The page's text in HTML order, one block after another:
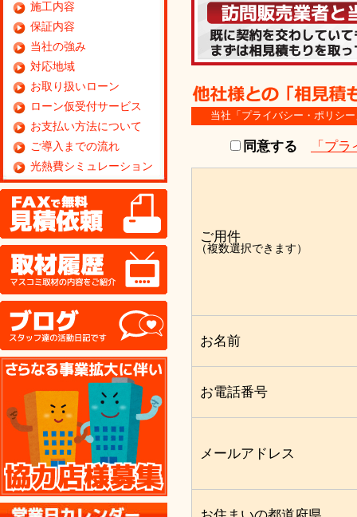
当社「プライバシー・ポリシ
同意する 「プ
ご用件
（複数選択できます）
お名前
お電話番号
メールアドレス
施工内容
保証内容
当社の強み
対応地域
お取り扱いローン
ローン仮受付サービス
お支払い方法について
ご導入までの流れ
光熱費シミュレーション
取材履歴
協力店様募集